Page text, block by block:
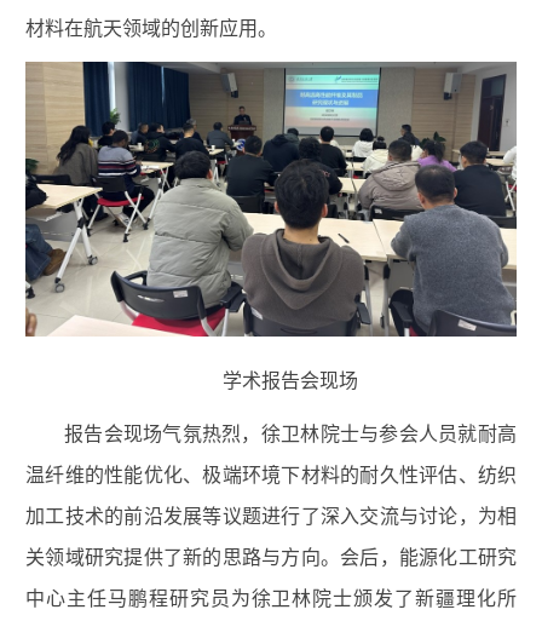
材料在航天领域的创新应用。
学术报告会现场
报告会现场气氛热烈，徐卫林院士与参会人员就耐高
温纤维的性能优化、极端环境下材料的耐久性评估、纺织
加工技术的前沿发展等议题进行了深入交流与讨论，为相
关领域研究提供了新的思路与方向。会后，能源化工研究
中心主任马鹏程研究员为徐卫林院士颁发了新疆理化所